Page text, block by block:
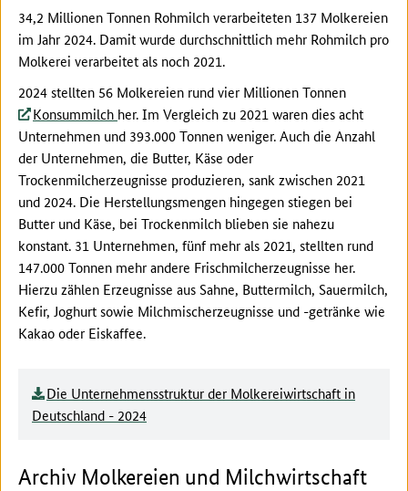
34,2 Millionen Tonnen Rohmilch verarbeiteten 137 Molkereien
im Jahr 2024. Damit wurde durchschnittlich mehr Rohmilch pro
Molkerei verarbeitet als noch 2021.
2024 stellten 56 Molkereien rund vier Millionen Tonnen
Konsummilch her. Im Vergleich zu 2021 waren dies acht
Unternehmen und 393.000 Tonnen weniger. Auch die Anzahl
der Unternehmen, die Butter, Käse oder
Trockenmilcherzeugnisse produzieren, sank zwischen 2021
und 2024. Die Herstellungsmengen hingegen stiegen bei
Butter und Käse, bei Trockenmilch blieben sie nahezu
konstant. 31 Unternehmen, fünf mehr als 2021, stellten rund
147.000 Tonnen mehr andere Frischmilcherzeugnisse her.
Hierzu zählen Erzeugnisse aus Sahne, Buttermilch, Sauermilch,
Kefir, Joghurt sowie Milchmischerzeugnisse und -getränke wie
Kakao oder Eiskaffee.
Die Unternehmensstruktur der Molkereiwirtschaft in
Deutschland - 2024
Archiv Molkereien und Milchwirtschaft